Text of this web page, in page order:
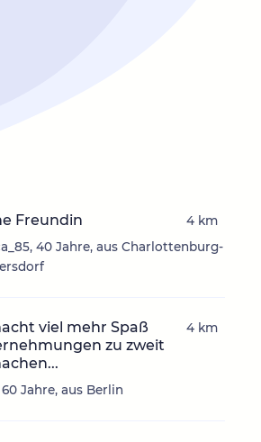
Freundin
40 Jahre, aus Charlottenburg-
4 km
viel mehr Spaß
zu zweit
Jahre, aus Berlin
4 km